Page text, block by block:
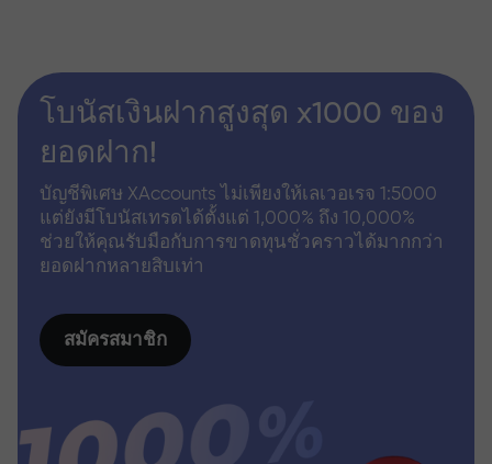
โบนัสเงินฝากสูงสุด x1000 ของ
ยอดฝาก!
บัญชีพิเศษ XAccounts ไม่เพียงให้เลเวอเรจ 1:5000
แต่ยังมีโบนัสเทรดได้ตั้งแต่ 1,000% ถึง 10,000%
ช่วยให้คุณรับมือกับการขาดทุนชั่วคราวได้มากกว่า
ยอดฝากหลายสิบเท่า
สมัครสมาชิก